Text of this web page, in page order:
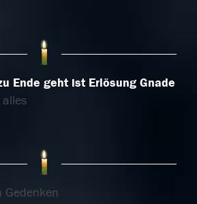
Ende geht ist Erlösung Gnade
Gedenken